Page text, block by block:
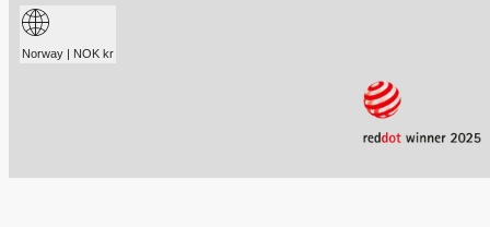
Norway | NOK kr